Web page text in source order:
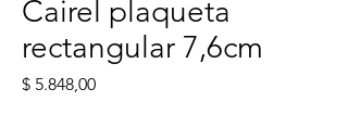
Cairel plaqueta
rectangular 7,6cm
$ 5.848,00Precio